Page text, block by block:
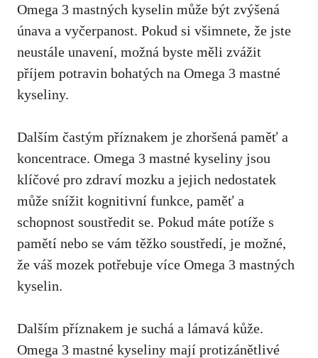
Omega 3 mastných kyselin může být zvýšená
únava a vyčerpanost. Pokud si všimnete, že jste
neustále unavení, možná byste měli zvážit
příjem potravin bohatých na Omega 3 mastné
kyseliny.
Dalším častým příznakem je zhoršená paměť a
koncentrace. Omega 3 mastné kyseliny jsou
klíčové pro zdraví mozku a jejich nedostatek
může snížit kognitivní funkce, paměť a
schopnost soustředit se. Pokud máte potíže s
pamětí nebo se vám těžko soustředí, je možné,
že váš mozek potřebuje více Omega 3 mastných
kyselin.
Dalším příznakem je suchá a lámavá kůže.
Omega 3 mastné kyseliny mají protizánětlivé